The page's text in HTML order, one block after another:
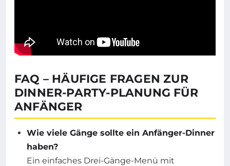
FAQ – HÄUFIGE FRAGEN ZUR
DINNER-PARTY-PLANUNG FÜR
ANFÄNGER
Wie viele Gänge sollte ein Anfänger-Dinner
haben?
Ein einfaches Drei-Gänge-Menü mit